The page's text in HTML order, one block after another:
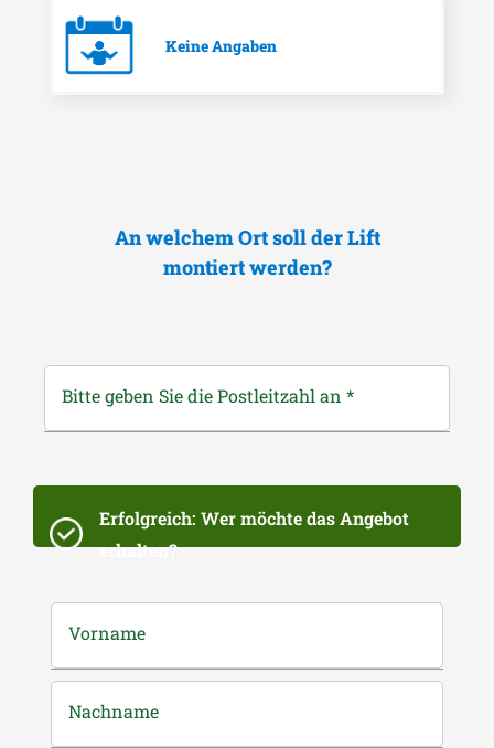
Keine Angaben
An welchem Ort soll der Lift
montiert werden?
Bitte geben Sie die Postleitzahl an *
Erfolgreich: Wer möchte das Angebot
erhalten?
Vorname
Nachname